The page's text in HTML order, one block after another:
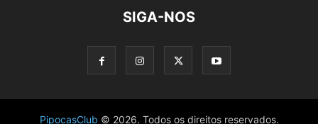
SIGA-NOS
PipocasClub © 2026. Todos os direitos reservados.